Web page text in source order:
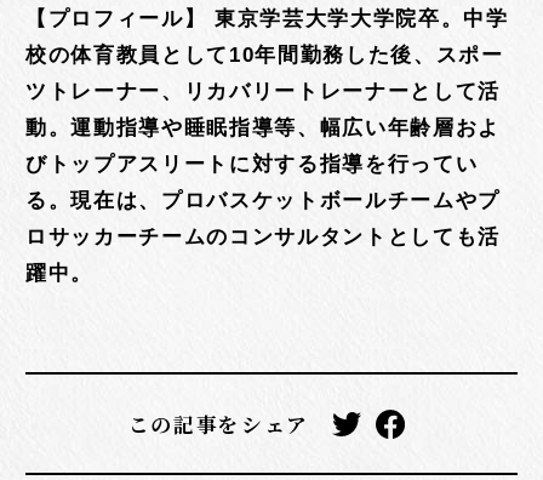
【プロフィール】 東京学芸大学大学院卒。中学
校の体育教員として10年間勤務した後、スポー
ツトレーナー、リカバリートレーナーとして活
動。運動指導や睡眠指導等、幅広い年齢層およ
びトップアスリートに対する指導を行ってい
る。現在は、プロバスケットボールチームやプ
ロサッカーチームのコンサルタントとしても活
躍中。
この記事をシェア